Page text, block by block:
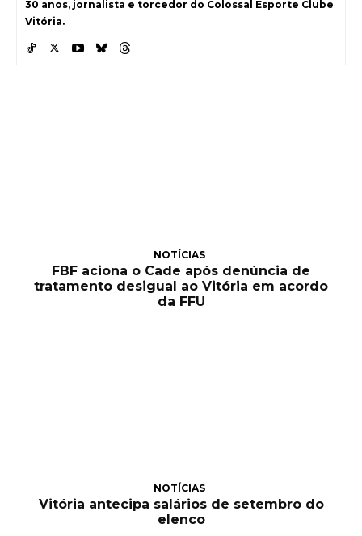
30 anos, jornalista e torcedor do Colossal Esporte Clube
Vitória.
NOTÍCIAS
FBF aciona o Cade após denúncia de
tratamento desigual ao Vitória em acordo
da FFU
NOTÍCIAS
Vitória antecipa salários de setembro do
elenco